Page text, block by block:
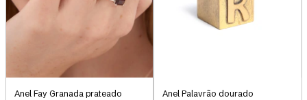
Anel Fay Granada prateado
Anel Palavrão dourado